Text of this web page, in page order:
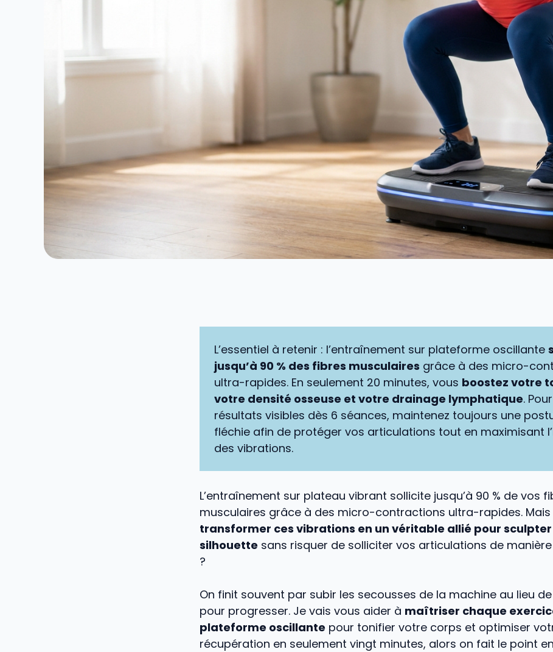
L’essentiel à retenir : l’entraînement sur plateforme oscillante
jusqu’à 90 % des fibres musculaires grâce à des micro-
ultra-rapides. En seulement 20 minutes, vous boostez votre
votre densité osseuse et votre drainage lymphatique.
résultats visibles dès 6 séances, maintenez toujours une
fléchie afin de protéger vos articulations tout en maximisant
des vibrations.
L’entraînement sur plateau vibrant sollicite jusqu’à 90 % de vos
musculaires grâce à des micro-contractions ultra-rapides.
transformer ces vibrations en un véritable allié pour
silhouette sans risquer de solliciter vos articulations de
?
On finit souvent par subir les secousses de la machine au lieu
pour progresser. Je vais vous aider à maîtriser chaque
plateforme oscillante pour tonifier votre corps et optimiser
récupération en seulement vingt minutes, alors on fait le point